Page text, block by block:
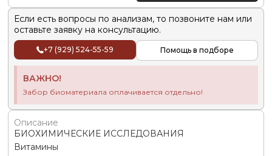
Если есть вопросы по анализам, то позвоните нам или
оставьте заявку на консультацию.
+7 (929) 524-55-59 Помощь в подборе
ВАЖНО!
Забор биоматериала оплачивается отдельно!
Описание
БИОХИМИЧЕСКИЕ ИССЛЕДОВАНИЯ
Витамины